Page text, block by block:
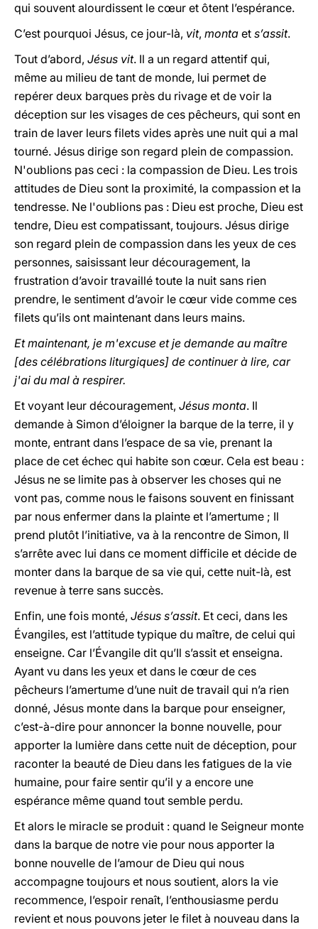
qui souvent alourdissent le cœur et ôtent l’espérance.
C’est pourquoi Jésus, ce jour-là, vit, monta et s’assit.
Tout d’abord, Jésus vit. Il a un regard attentif qui,
même au milieu de tant de monde, lui permet de
repérer deux barques près du rivage et de voir la
déception sur les visages de ces pêcheurs, qui sont en
train de laver leurs filets vides après une nuit qui a mal
tourné. Jésus dirige son regard plein de compassion.
N'oublions pas ceci : la compassion de Dieu. Les trois
attitudes de Dieu sont la proximité, la compassion et la
tendresse. Ne l'oublions pas : Dieu est proche, Dieu est
tendre, Dieu est compatissant, toujours. Jésus dirige
son regard plein de compassion dans les yeux de ces
personnes, saisissant leur découragement, la
frustration d’avoir travaillé toute la nuit sans rien
prendre, le sentiment d’avoir le cœur vide comme ces
filets qu’ils ont maintenant dans leurs mains.
Et maintenant, je m'excuse et je demande au maître
[des célébrations liturgiques] de continuer à lire, car
j'ai du mal à respirer.
Et voyant leur découragement, Jésus monta. Il
demande à Simon d’éloigner la barque de la terre, il y
monte, entrant dans l’espace de sa vie, prenant la
place de cet échec qui habite son cœur. Cela est beau :
Jésus ne se limite pas à observer les choses qui ne
vont pas, comme nous le faisons souvent en finissant
par nous enfermer dans la plainte et l’amertume ; Il
prend plutôt l’initiative, va à la rencontre de Simon, Il
s’arrête avec lui dans ce moment difficile et décide de
monter dans la barque de sa vie qui, cette nuit-là, est
revenue à terre sans succès.
Enfin, une fois monté, Jésus s’assit. Et ceci, dans les
Évangiles, est l’attitude typique du maître, de celui qui
enseigne. Car l’Évangile dit qu’Il s’assit et enseigna.
Ayant vu dans les yeux et dans le cœur de ces
pêcheurs l’amertume d’une nuit de travail qui n’a rien
donné, Jésus monte dans la barque pour enseigner,
c’est-à-dire pour annoncer la bonne nouvelle, pour
apporter la lumière dans cette nuit de déception, pour
raconter la beauté de Dieu dans les fatigues de la vie
humaine, pour faire sentir qu’il y a encore une
espérance même quand tout semble perdu.
Et alors le miracle se produit : quand le Seigneur monte
dans la barque de notre vie pour nous apporter la
bonne nouvelle de l’amour de Dieu qui nous
accompagne toujours et nous soutient, alors la vie
recommence, l’espoir renaît, l’enthousiasme perdu
revient et nous pouvons jeter le filet à nouveau dans la